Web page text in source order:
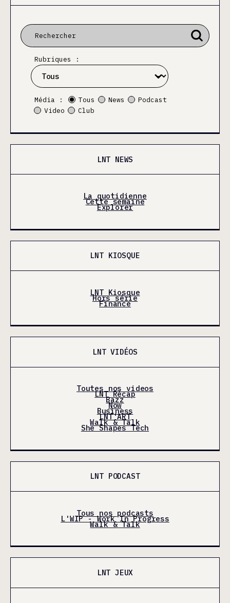
Rubriques :
Média : Tous News
Podcast
Video
Club
LNT NEWS
La quotidienne
Cette semaine
Explorer
LNT KIOSQUE
LNT Kiosque
Hors série
Finance
LNT VIDÉOS
Toutes nos videos
LNT Récap
Bazz
Now
Business
LNT'ART
Walk & Talk
She Shapes Tech
LNT PODCAST
Tous nos podcasts
L'WIP - Work In Progress
Walk & Talk
LNT JEUX